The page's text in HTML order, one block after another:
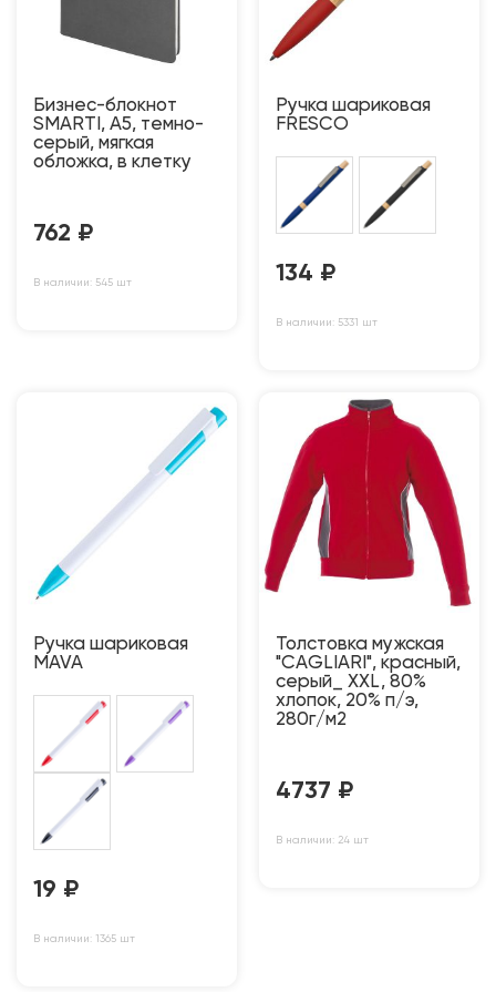
Бизнес-блокнот
SMARTI, A5, темно-
серый, мягкая
обложка, в клетку
762 ₽
В наличии: 545 шт
Ручка шариковая
FRESCO
134 ₽
В наличии: 5331 шт
Ручка шариковая
MAVA
19 ₽
В наличии: 1365 шт
Толстовка мужская
"CAGLIARI", красный,
серый_ XXL, 80%
хлопок, 20% п/э,
280г/м2
4737 ₽
В наличии: 24 шт